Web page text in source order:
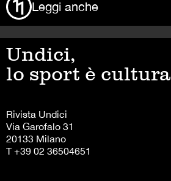
Leggi anche
Undici,
lo sport è cultura
Rivista Undici
Via Garofalo 31
20133 Milano
T +39 02 36504651